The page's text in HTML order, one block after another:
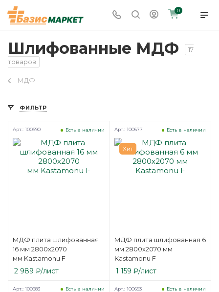
0
Шлифованные МДФ
17
товаров
МДФ
ФИЛЬТР
МДФ плита шлифованная
16 мм 2800х2070
мм Kastamonu F
Есть в наличии
Арт.: 100690
2 989 ₽/лист
Хит
МДФ плита шлифованная 6
мм 2800х2070 мм
Kastamonu F
Есть в наличии
Арт.: 100677
1 159 ₽/лист
Есть в наличии
Арт.: 100683 Есть в наличии
Арт.: 100693